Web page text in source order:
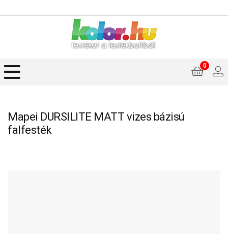
0
Mapei DURSILITE MATT vizes bázisú
falfesték